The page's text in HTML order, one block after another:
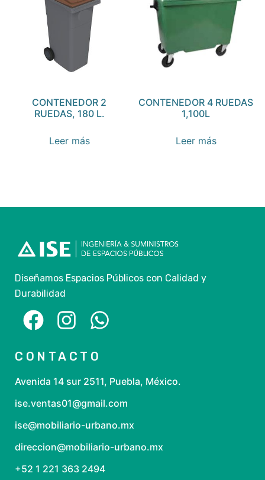
CONTENEDOR 2
RUEDAS, 180 L.
Leer más
CONTENEDOR 4 RUEDAS
1,100L
Leer más
Diseñamos Espacios Públicos con Calidad y
Durabilidad
CONTACTO
Avenida 14 sur 2511, Puebla, México.
ise.ventas01@gmail.com
ise@mobiliario-urbano.mx
direccion@mobiliario-urbano.mx
+52 1 221 363 2494